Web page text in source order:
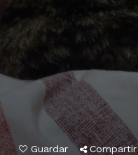
Guardar Compartir